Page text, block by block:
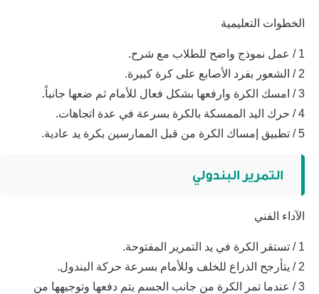
الخطوات التعليمية
التمرير البندولي
الآداء الفني
3 / عندما تمر الكرة من جانب الجسم يتم دفعها وتوجيهها من